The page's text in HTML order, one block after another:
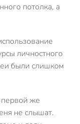
потолка, а
личностного
были слишком
первой же
не слышат.